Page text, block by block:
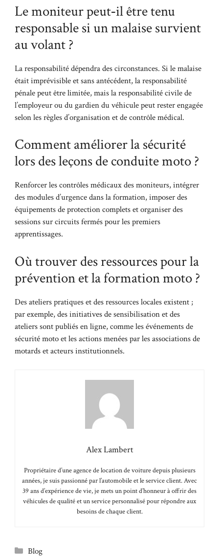
Le moniteur peut‑il être tenu
responsable si un malaise survient
au volant ?
La responsabilité dépendra des circonstances. Si le malaise
était imprévisible et sans antécédent, la responsabilité
pénale peut être limitée, mais la responsabilité civile de
l’employeur ou du gardien du véhicule peut rester engagée
selon les règles d’organisation et de contrôle médical.
Comment améliorer la sécurité
lors des leçons de conduite moto ?
Renforcer les contrôles médicaux des moniteurs, intégrer
des modules d’urgence dans la formation, imposer des
équipements de protection complets et organiser des
sessions sur circuits fermés pour les premiers
apprentissages.
Où trouver des ressources pour la
prévention et la formation moto ?
Des ateliers pratiques et des ressources locales existent ;
par exemple, des initiatives de sensibilisation et des
ateliers sont publiés en ligne, comme les événements de
sécurité moto et les actions menées par les associations de
motards et acteurs institutionnels.
Alex Lambert
Propriétaire d’une agence de location de voiture depuis plusieurs
années, je suis passionné par l’automobile et le service client. Avec
39 ans d’expérience de vie, je mets un point d’honneur à offrir des
véhicules de qualité et un service personnalisé pour répondre aux
besoins de chaque client.
Catégories
Blog